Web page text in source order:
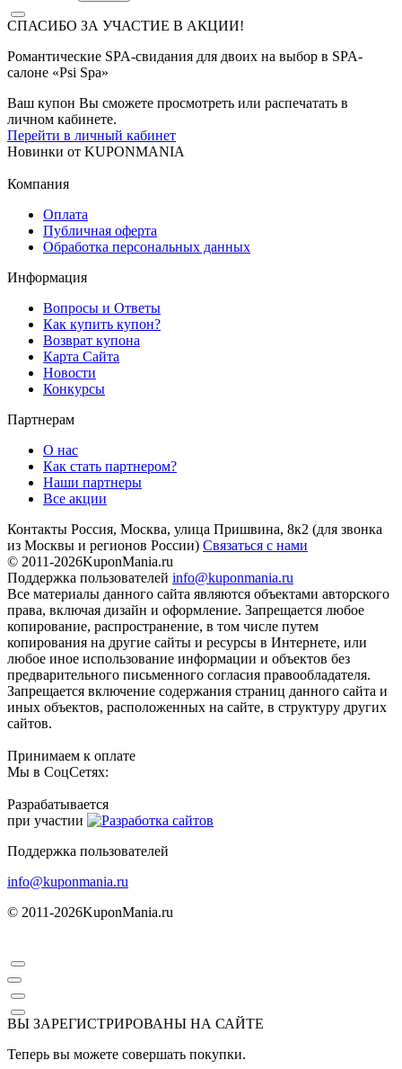
СПАСИБО ЗА УЧАСТИЕ В АКЦИИ!
Романтические SPA-свидания для двоих на выбор в SPA-
салоне «Psi Spa»
Ваш купон Вы сможете просмотреть или распечатать в
личном кабинете.
Перейти в личный кабинет
Новинки от KUPONMANIA
Компания
Оплата
Публичная оферта
Обработка персональных данных
Информация
Вопросы и Ответы
Как купить купон?
Возврат купона
Карта Сайта
Новости
Конкурсы
Партнерам
О нас
Как стать партнером?
Наши партнеры
Все акции
Контакты Россия, Москва, улица Пришвина, 8к2 (для звонка
из Москвы и регионов России) Связаться с нами
© 2011-2026KuponMania.ru
Поддержка пользователей info@kuponmania.ru
Все материалы данного сайта являются объектами авторского
права, включая дизайн и оформление. Запрещается любое
копирование, распространение, в том числе путем
копирования на другие сайты и ресурсы в Интернете, или
любое иное использование информации и объектов без
предварительного письменного согласия правообладателя.
Запрещается включение содержания страниц данного сайта и
иных объектов, расположенных на сайте, в структуру других
сайтов.
Принимаем к оплате
Мы в СоцСетях:
Разрабатывается
при участии
Поддержка пользователей
info@kuponmania.ru
© 2011-2026KuponMania.ru
ВЫ ЗАРЕГИСТРИРОВАНЫ НА САЙТЕ
Теперь вы можете совершать покупки.